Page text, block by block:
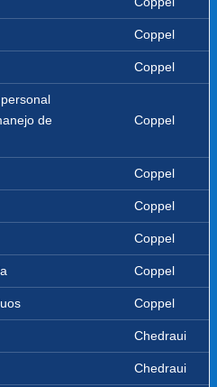
Coppel
Coppel
de
Coppel
Coppel
Coppel
Coppel
Coppel
Coppel
Chedraui
Chedraui